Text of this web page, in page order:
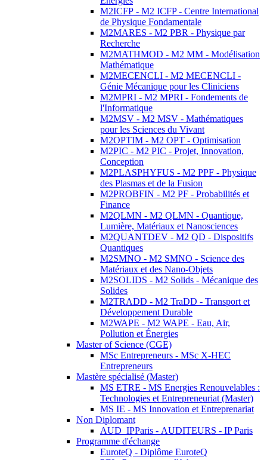
M2ICFP - M2 ICFP - Centre International
de Physique Fondamentale
M2MARES - M2 PBR - Physique par
Recherche
M2MATHMOD - M2 MM - Modélisation
Mathématique
M2MECENCLI - M2 MECENCLI -
Génie Mécanique pour les Cliniciens
M2MPRI - M2 MPRI - Fondements de
l'Informatique
M2MSV - M2 MSV - Mathématiques
pour les Sciences du Vivant
M2OPTIM - M2 OPT - Optimisation
M2PIC - M2 PIC - Projet, Innovation,
Conception
M2PLASPHYFUS - M2 PPF - Physique
des Plasmas et de la Fusion
M2PROBFIN - M2 PF - Probabilités et
Finance
M2QLMN - M2 QLMN - Quantique,
Lumière, Matériaux et Nanosciences
M2QUANTDEV - M2 QD - Dispositifs
Quantiques
M2SMNO - M2 SMNO - Science des
Matériaux et des Nano-Objets
M2SOLIDS - M2 Solids - Mécanique des
Solides
M2TRADD - M2 TraDD - Transport et
Développement Durable
M2WAPE - M2 WAPE - Eau, Air,
Pollution et Énergies
Master of Science (CGE)
MSc Entrepreneurs - MSc X-HEC
Entrepreneurs
Mastère spécialisé (Master)
MS ETRE - MS Energies Renouvelables :
Technologies et Entrepreneuriat (Master)
MS IE - MS Innovation et Entreprenariat
Non Diplomant
AUD_IPParis - AUDITEURS - IP Paris
Programme d'échange
EuroteQ - Diplôme EuroteQ